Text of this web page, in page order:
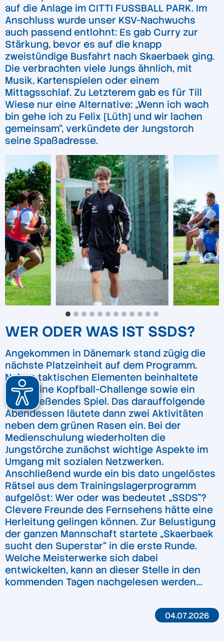
auf die Anlage im CITTI FUSSBALL PARK. Im
Anschluss wurde unser KSV-Nachwuchs
auch passend entlohnt: Es gab Curry zur
Stärkung, bevor es auf die knapp
zweistündige Busfahrt nach Skaerbaek ging.
Die verbrachten viele Jungs ähnlich, mit
Musik, Kartenspielen oder einem
Mittagsschlaf. Zu Letzterem gab es für Till
Wiese nur eine Alternative: „Wenn ich wach
bin gehe ich zu Felix [Lüth] und wir lachen
gemeinsam“, verkündete der Jungstorch
seine Spaßadresse.
WER ODER WAS IST SSDS?
Angekommen in Dänemark stand zügig die
nächste Platzeinheit auf dem Programm.
Neben taktischen Elementen beinhaltete
diese eine Kopfball-Challenge sowie ein
abschließendes Spiel. Das darauffolgende
Abendessen läutete dann zwei Aktivitäten
neben dem grünen Rasen ein. Bei der
Medienschulung wiederholten die
Jungstörche zunächst wichtige Aspekte im
Umgang mit sozialen Netzwerken.
Anschließend wurde ein bis dato ungelöstes
Rätsel aus dem Trainingslagerprogramm
aufgelöst: Wer oder was bedeutet „SSDS”?
Clevere Freunde des Fernsehens hätte eine
Herleitung gelingen können. Zur Belustigung
der ganzen Mannschaft startete „Skaerbaek
sucht den Superstar“ in die erste Runde.
Welche Meisterwerke sich dabei
entwickelten, kann an dieser Stelle in den
kommenden Tagen nachgelesen werden…
04.07.2026